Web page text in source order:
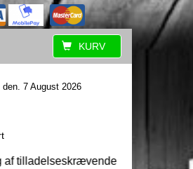
KURV
den. 7 August 2026
tilladelseskrævende våben uden